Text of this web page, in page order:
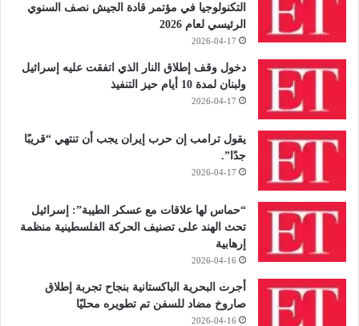
التكنولوجيا في مؤتمر قادة الجيش نصف السنوي
الرئيسي لعام 2026
2026-04-17
دخول وقف إطلاق النار الذي اتفقت عليه إسرائيل
ولبنان لمدة 10 أيام حيز التنفيذ
2026-04-17
يقول ترامب إن حرب إيران يجب أن تنتهي “قريبًا
جدًا”.
2026-04-17
“حماس لها علاقات مع عسكر الطيبة”: إسرائيل
تحث الهند على تصنيف الحركة الفلسطينية منظمة
إرهابية
2026-04-16
أجرت البحرية الباكستانية بنجاح تجربة إطلاق
صاروخ مضاد للسفن تم تطويره محليًا
2026-04-16